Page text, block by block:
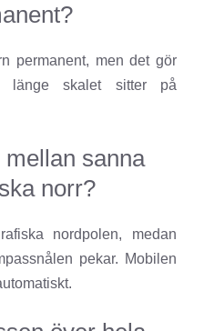
permanent, men det gör
länge skalet sitter på
sanna
norr?
nordpolen, medan
pekar. Mobilen